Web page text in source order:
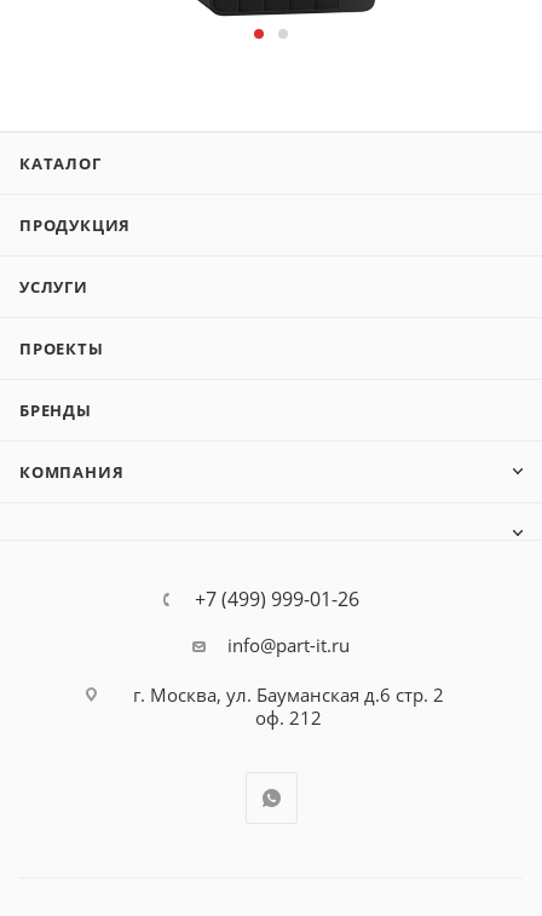
КАТАЛОГ
ПРОДУКЦИЯ
УСЛУГИ
ПРОЕКТЫ
БРЕНДЫ
КОМПАНИЯ
+7 (499) 999-01-26
info@part-it.ru
г. Москва, ул. Бауманская д.6 стр. 2
оф. 212